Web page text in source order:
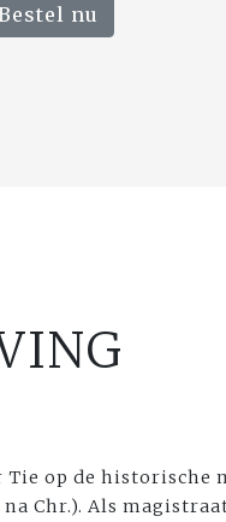
nu
op de historische
Chr.). Als